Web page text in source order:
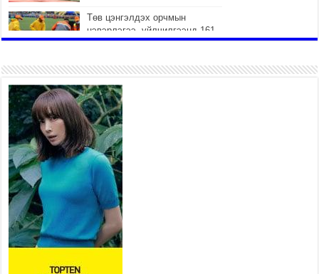
Төв цэнгэлдэх орчмын
цэвэрлэгээ, үйлчилгээнд 161
ажилтан, 27 техниктэй
2026 оны 7 сар 15 / 11 цаг 22 минут
Наадмын амралтын өдрүүдэд
нийслэлийн эрүүл мэндийн
байгууллагууд дараах
хуваарийн дагуу ажиллана
2026 оны 7 сар 15 / 11 цаг 18 минут
Үндэсний их баяр наадам
эхэллээ
2026 оны 7 сар 15 / 11 цаг 14 минут
Үер усны аюулаас сэргийлж, нийслэлийн Онцгой
байдлын газрын 162 алба хаагч үүрэг гүйцэтгэж
2026 оны 7 сар 15 / 11 цаг 07 минут